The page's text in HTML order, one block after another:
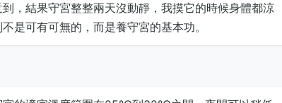
，結果守宮整整兩天沒動靜，我摸它的時候身體都涼
是可有可無的，而是養守宮的基本功。